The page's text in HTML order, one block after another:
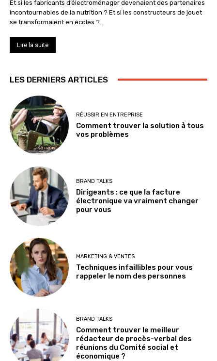
Et si les fabricants d’électroménager devenaient des partenaires
incontournables de la nutrition ? Et si les constructeurs de jouet
se transformaient en écoles ?...
Lire la suite
LES DERNIERS ARTICLES
RÉUSSIR EN ENTREPRISE
Comment trouver la solution à tous
vos problèmes
BRAND TALKS
Dirigeants : ce que la facture
électronique va vraiment changer
pour vous
MARKETING & VENTES
Techniques infaillibles pour vous
rappeler le nom des personnes
BRAND TALKS
Comment trouver le meilleur
rédacteur de procès-verbal des
réunions du Comité social et
économique ?